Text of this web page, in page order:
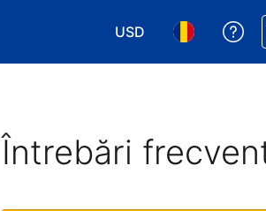
USD
Alegeţi moneda.
Alegeți
Întrebări